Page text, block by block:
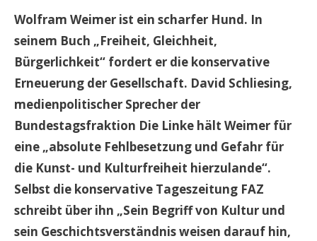
Wolfram Weimer ist ein scharfer Hund. In
seinem Buch „Freiheit, Gleichheit,
Bürgerlichkeit“ fordert er die konservative
Erneuerung der Gesellschaft. David Schliesing,
medienpolitischer Sprecher der
Bundestagsfraktion Die Linke hält Weimer für
eine „absolute Fehlbesetzung und Gefahr für
die Kunst- und Kulturfreiheit hierzulande“.
Selbst die konservative Tageszeitung FAZ
schreibt über ihn „Sein Begriff von Kultur und
sein Geschichtsverständnis weisen darauf hin,